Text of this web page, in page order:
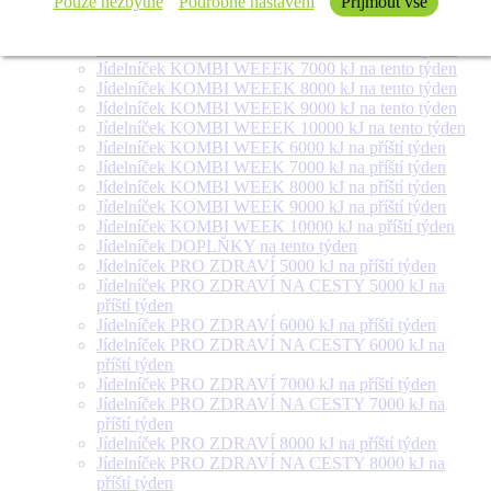
týden
Jídelníček KOMBI WEEEK 7000 kJ na tento týden
Jídelníček KOMBI WEEEK 8000 kJ na tento týden
Jídelníček KOMBI WEEEK 9000 kJ na tento týden
Jídelníček KOMBI WEEEK 10000 kJ na tento týden
Jídelníček KOMBI WEEK 6000 kJ na příští týden
Jídelníček KOMBI WEEK 7000 kJ na příští týden
Jídelníček KOMBI WEEK 8000 kJ na příští týden
Jídelníček KOMBI WEEK 9000 kJ na příští týden
Jídelníček KOMBI WEEK 10000 kJ na příští týden
Jídelníček DOPLŇKY na tento týden
Jídelníček PRO ZDRAVÍ 5000 kJ na příští týden
Jídelníček PRO ZDRAVÍ NA CESTY 5000 kJ na
příští týden
Jídelníček PRO ZDRAVÍ 6000 kJ na příští týden
Jídelníček PRO ZDRAVÍ NA CESTY 6000 kJ na
příští týden
Jídelníček PRO ZDRAVÍ 7000 kJ na příští týden
Jídelníček PRO ZDRAVÍ NA CESTY 7000 kJ na
příští týden
Jídelníček PRO ZDRAVÍ 8000 kJ na příští týden
Jídelníček PRO ZDRAVÍ NA CESTY 8000 kJ na
příští týden